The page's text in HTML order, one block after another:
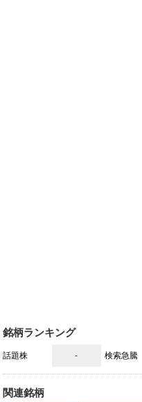
銘柄ランキング
話題株 - 検索急騰
関連銘柄